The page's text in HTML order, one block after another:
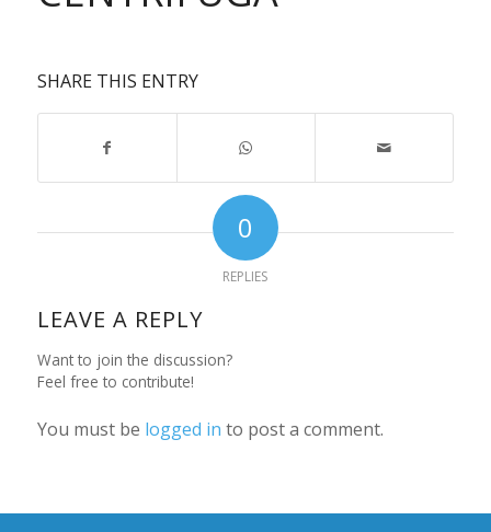
SHARE THIS ENTRY
0
REPLIES
LEAVE A REPLY
Want to join the discussion?
Feel free to contribute!
You must be logged in to post a comment.